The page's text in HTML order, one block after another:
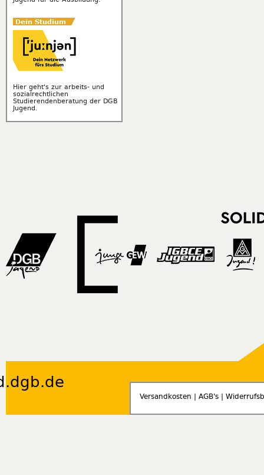
Hier geht's zur arbeits- und
sozialrechtlichen
Studierendenberatung der DGB
Jugend.
Versandkosten AGB's